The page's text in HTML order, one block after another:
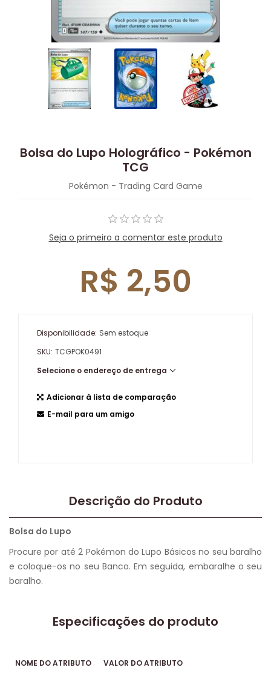
Bolsa do Lupo Holográfico - Pokémon
TCG
Pokémon - Trading Card Game
Seja o primeiro a comentar este produto
R$ 2,50
Disponibilidade: Sem estoque
SKU: TCGPOK0491
Selecione o endereço de entrega
Adicionar à lista de comparação
E-mail para um amigo
Descrição do Produto
Bolsa do Lupo
Procure por até 2 Pokémon do Lupo Básicos no seu baralho
e coloque-os no seu Banco. Em seguida, embaralhe o seu
baralho.
Especificações do produto
NOME DO ATRIBUTO VALOR DO ATRIBUTO